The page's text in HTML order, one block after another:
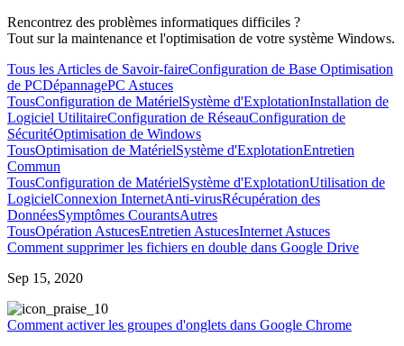
Rencontrez des problèmes informatiques difficiles ?
Tout sur la maintenance et l'optimisation de votre système Windows.
Tous les Articles de Savoir-faireConfiguration de Base Optimisation
de PCDépannagePC Astuces
TousConfiguration de MatérielSystème d'ExplotationInstallation de
Logiciel UtilitaireConfiguration de RéseauConfiguration de
SécuritéOptimisation de Windows
TousOptimisation de MatérielSystème d'ExplotationEntretien
Commun
TousConfiguration de MatérielSystème d'ExplotationUtilisation de
LogicielConnexion InternetAnti-virusRécupération des
DonnéesSymptômes CourantsAutres
TousOpération AstucesEntretien AstucesInternet Astuces
Comment supprimer les fichiers en double dans Google Drive
Sep 15, 2020
0
Comment activer les groupes d'onglets dans Google Chrome